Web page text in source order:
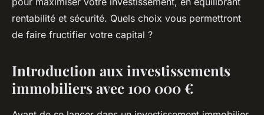
rentabilité et sécurité. Quels choix vous permettront
de faire fructifier votre capital ?
Introduction aux investissements
immobiliers avec 100 000 €